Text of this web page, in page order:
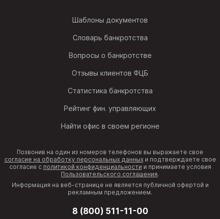
Шаблоны документов
Словарь банкротства
Вопросы о банкротстве
Отзывы клиентов ФЦБ
Статистика банкротства
Рейтинг фин. управляющих
Найти офис в своем регионе
Позвонив на один из номеров телефонов вы выражаете свое
согласие на обработку персональных данныхи подтверждаете свое
согласие с политикой конфиденциальности и принимаете условия
Пользовательского соглашения.
Информация на веб-странице не является публичной офертой и
рекламным предложением.
8 (800) 511-11-00